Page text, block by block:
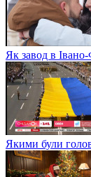
Як завод в
Якими були